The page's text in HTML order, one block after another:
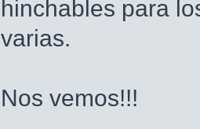
hinchables para
varias.
Nos vemos!!!